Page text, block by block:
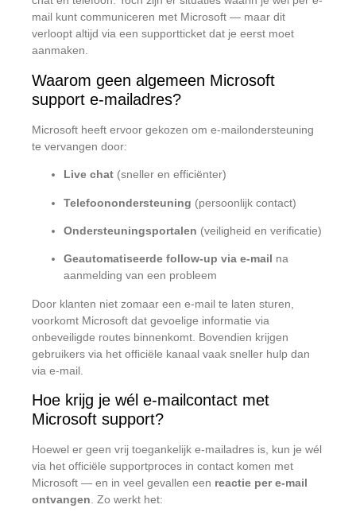
mail kunt communiceren met Microsoft — maar dit
verloopt altijd via een supportticket dat je eerst moet
aanmaken.
Waarom geen algemeen Microsoft
support e-mailadres?
Microsoft heeft ervoor gekozen om e-mailondersteuning
te vervangen door:
Live chat (sneller en efficiënter)
Telefoonondersteuning (persoonlijk contact)
Ondersteuningsportalen (veiligheid en verificatie)
Geautomatiseerde follow-up via e-mail na
aanmelding van een probleem
Door klanten niet zomaar een e-mail te laten sturen,
voorkomt Microsoft dat gevoelige informatie via
onbeveiligde routes binnenkomt. Bovendien krijgen
gebruikers via het officiële kanaal vaak sneller hulp dan
via e-mail.
Hoe krijg je wél e-mailcontact met
Microsoft support?
Hoewel er geen vrij toegankelijk e-mailadres is, kun je wél
via het officiële supportproces in contact komen met
Microsoft — en in veel gevallen een reactie per e-mail
ontvangen . Zo werkt het: